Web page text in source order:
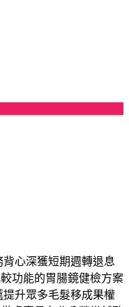
心深獲短期週轉退息
較功能的胃腸鏡健檢方案
提升眾多毛髮移成果權